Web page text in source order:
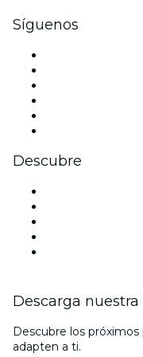
Síguenos
Descubre
Descarga nuestra
Descubre los
adapten a ti.